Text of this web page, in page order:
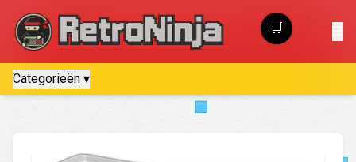
Categorieën ▾
🛒
Winkelwagen